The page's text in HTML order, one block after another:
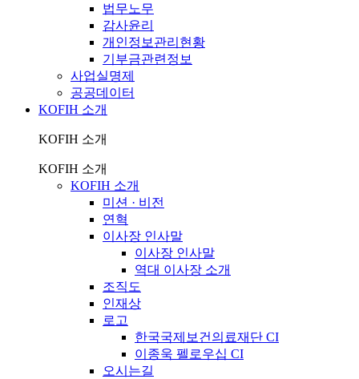
법무노무
감사윤리
개인정보관리현황
기부금관련정보
사업실명제
공공데이터
KOFIH 소개
KOFIH 소개
KOFIH 소개
KOFIH 소개
미션 · 비전
연혁
이사장 인사말
이사장 인사말
역대 이사장 소개
조직도
인재상
로고
한국국제보건의료재단 CI
이종욱 펠로우십 CI
오시는길